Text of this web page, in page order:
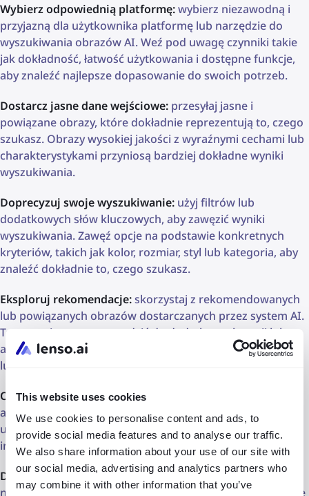
This website uses cookies
We use cookies to personalise content and ads, to
provide social media features and to analyse our traffic.
We also share information about your use of our site with
our social media, advertising and analytics partners who
may combine it with other information that you’ve
Wybierz odpowiednią platformę:wybierz niezawodną i
przyjazną dla użytkownika platformę lub narzędzie do
wyszukiwania obrazów AI. Weź pod uwagę czynniki takie
jak dokładność, łatwość użytkowania i dostępne funkcje,
aby znaleźć najlepsze dopasowanie do swoich potrzeb.
Dostarcz jasne dane wejściowe: przesyłaj jasne i
powiązane obrazy, które dokładnie reprezentują to, czego
szukasz. Obrazy wysokiej jakości z wyraźnymi cechami lub
charakterystykami przyniosą bardziej dokładne wyniki
wyszukiwania.
Doprecyzuj swoje wyszukiwanie: użyj filtrów lub
dodatkowych słów kluczowych, aby zawęzić wyniki
wyszukiwania. Zawęź opcje na podstawie konkretnych
kryteriów, takich jak kolor, rozmiar, styl lub kategoria, aby
znaleźć dokładnie to, czego szukasz.
Eksploruj rekomendacje:skorzystaj z rekomendowanych
lub powiązanych obrazów dostarczanych przez system AI.
Te sugestie mogą prowadzić do dodatkowych opcji lub
alternatyw, które odpowiadają Twoim zainteresowaniom
lub preferencjom.
Oceń wyniki:dokładnie przeanalizuj wyniki wyszukiwania,
aby upewnić się, że spełniają Twoje oczekiwania. Zwróć
uwagę na relewancję, dokładność i wszelkie dodatkowe
informacje lub kontekst dostarczony wraz z wynikami.
Dostarcz informacje zwrotne:jeśli wyniki wyszukiwania
nie spełniają Twoich potrzeb, dostarcz informacje zwrotne